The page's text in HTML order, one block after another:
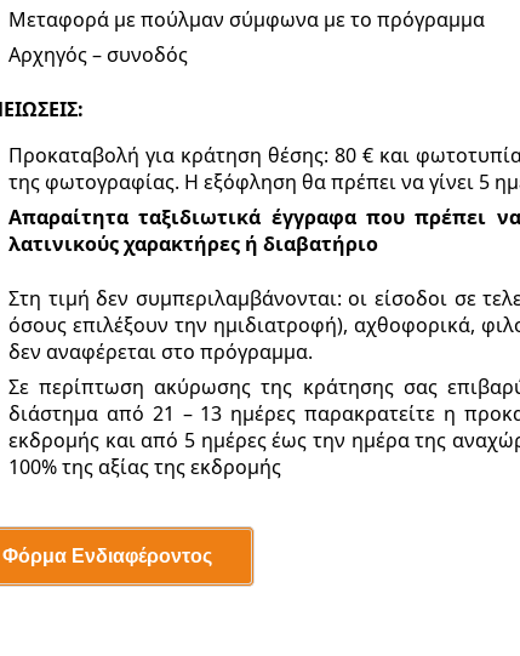
Μεταφορά με πούλμαν σύμφωνα με το πρόγραμμα
Αρχηγός – συνοδός
Προκαταβολή για κράτηση θέσης: 80 € και
της φωτογραφίας. H εξόφληση θα πρέπει να γίνει 5
Απαραίτητα ταξιδιωτικά έγγραφα που πρέπει
λατινικούς χαρακτήρες ή διαβατήριο
Στη τιμή δεν συμπεριλαμβάνονται: οι είσοδοι σε
όσους επιλέξουν την ημιδιατροφή), αχθοφορικά,
δεν αναφέρεται στο πρόγραμμα.
Σε περίπτωση ακύρωσης της κράτησης σας
διάστημα από 21 – 13 ημέρες παρακρατείτε η
εκδρομής και από 5 ημέρες έως την ημέρα της
100% της αξίας της εκδρομής